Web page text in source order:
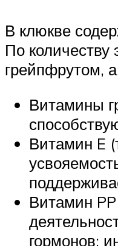
В клюкве
По количеству
грейпфрутом,
Витамины
Витамин E
Витамин
гормонов: